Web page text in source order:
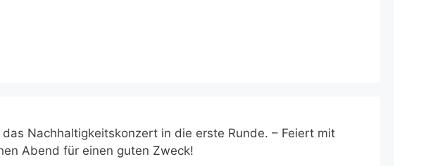
Nachhaltigkeitskonzert in die erste Runde. – Feiert mit
Abend für einen guten Zweck!